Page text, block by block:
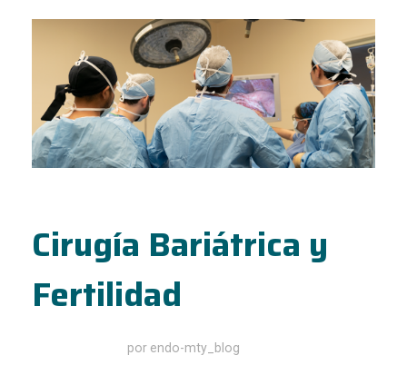
Cirugía Bariátrica y
Fertilidad
por endo-mty_blog